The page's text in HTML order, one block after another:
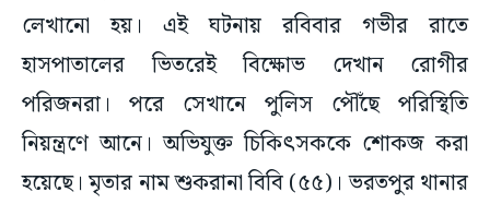
লেখানো হয়। এই ঘটনায় রবিবার গভীর রাতে
হাসপাতালের ভিতরেই বিক্ষোভ দেখান রোগীর
পরিজনরা। পরে সেখানে পুলিস পৌঁছে পরিস্থিতি
নিয়ন্ত্রণে আনে। অভিযুক্ত চিকিৎসককে শোকজ করা
হয়েছে। মৃতার নাম শুকরানা বিবি (৫৫)। ভরতপুর থানার